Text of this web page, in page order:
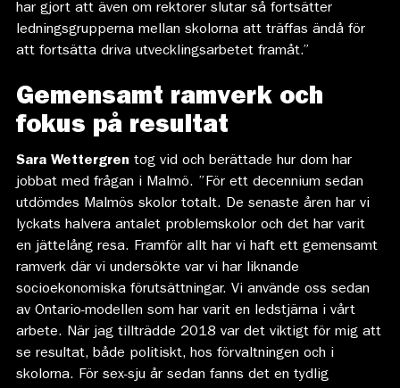
har gjort att även om rektorer slutar så fortsätter
ledningsgrupperna mellan skolorna att träffas ändå för
att fortsätta driva utvecklingsarbetet framåt.”
Gemensamt ramverk och
fokus på resultat
Sara Wettergren tog vid och berättade hur dom har
jobbat med frågan i Malmö. ”För ett decennium sedan
utdömdes Malmös skolor totalt. De senaste åren har vi
lyckats halvera antalet problemskolor och det har varit
en jättelång resa. Framför allt har vi haft ett gemensamt
ramverk där vi undersökte var vi har liknande
socioekonomiska förutsättningar. Vi använde oss sedan
av Ontario-modellen som har varit en ledstjärna i vårt
arbete. När jag tillträdde 2018 var det viktigt för mig att
se resultat, både politiskt, hos förvaltningen och i
skolorna. För sex-sju år sedan fanns det en tydlig